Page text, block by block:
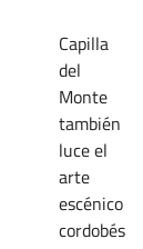
Capilla
del
Monte
también
luce el
arte
escénico
cordobés